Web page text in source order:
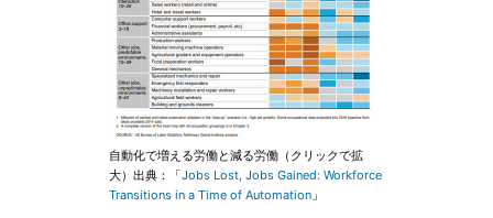
自動化で増える労働と減る労働（クリックで拡
大）出典：「Jobs Lost, Jobs Gained: Workforce
Transitions in a Time of Automation 」